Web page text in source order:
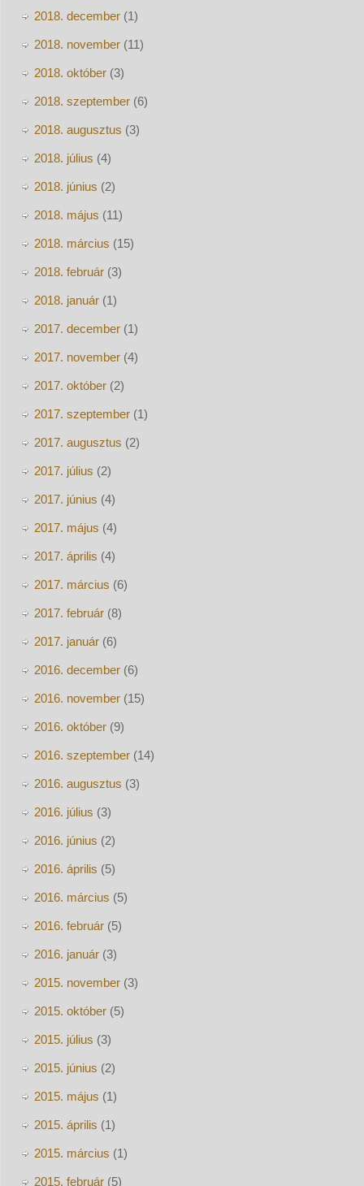
2018. december(1)
2018. november(11)
2018. október(3)
2018. szeptember(6)
2018. augusztus (3)
2018. július (4)
2018. június (2)
2018. május (11)
2018. március (15)
2018. február(3)
2018. január(1)
2017. december(1)
2017. november(4)
2017. október(2)
2017. szeptember(1)
2017. augusztus (2)
2017. július (2)
2017. június (4)
2017. május (4)
2017. április (4)
2017. március (6)
2017. február(8)
2017. január(6)
2016. december(6)
2016. november(15)
2016. október(9)
2016. szeptember(14)
2016. augusztus (3)
2016. július (3)
2016. június (2)
2016. április (5)
2016. március (5)
2016. február(5)
2016. január(3)
2015. november(3)
2015. október(5)
2015. július (3)
2015. június (2)
2015. május (1)
2015. április (1)
2015. március (1)
2015. február(5)